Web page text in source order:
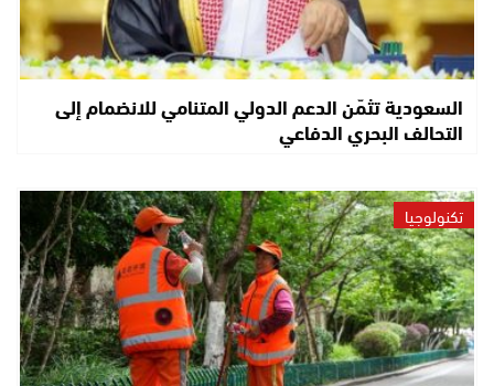
السعودية تثمّن الدعم الدولي المتنامي للانضمام إلى
التحالف البحري الدفاعي
تكنولوجيا